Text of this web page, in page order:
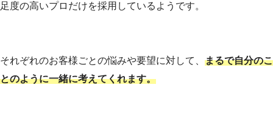
足度の高いプロだけを採用しているようです。
それぞれのお客様ごとの悩みや要望に対して、 まるで自分のこ
とのように一緒に考えてくれます。